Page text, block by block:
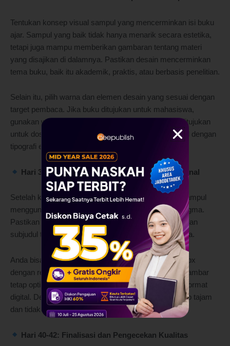
Tentukan konsep visual sampul yang mencerminkan isi buku
ajar. Sampul yang baik tidak hanya menarik secara estetika,
tetapi juga mampu memberikan gambaran tentang materi
yang disajikan di dalamnya. Pastikan desain mencerminkan
tema buku, baik itu akademik, praktis, atau berbasis penelitian.
Selain itu, pilih warna dan elemen desain yang sesuai dengan
target pembaca. Jika buku ditujukan untuk mahasiswa,
gunakan warna yang modern dan profesional. Jika ditujukan
untuk dosen atau akademisi, desain yang lebih formal dengan
tipografi elegan bisa menjadi pilihan.
Hari 38-39: Mendesain Sampul Secara Profesional
Setelah konsep ditentukan, mulailah proses desain sampul
menggunakan alat seperti Canva, Photoshop, atau Figma.
Pastikan elemen desain seperti judul, nama penulis, dan
subjudul tersusun rapi dengan font yang mudah dibaca.
Anda bisa menggunakan ukuran standar 1600×2400 px
dengan resolusi 300 dpi untuk memastikan kualitas gambar
tetap optimal saat dicetak maupun digunakan dalam format
digital. Dengan resolusi yang tinggi, sampul akan tetap tajam
dan tidak pecah saat diperbesar.
Hari 40-42: Finalisasi dan Pengecekan Kualitas